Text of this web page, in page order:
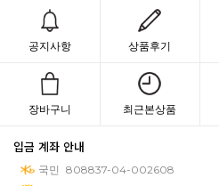
공지사항 상품후기
장바구니 최근본상품
입금 계좌 안내
국민 808837-04-002608